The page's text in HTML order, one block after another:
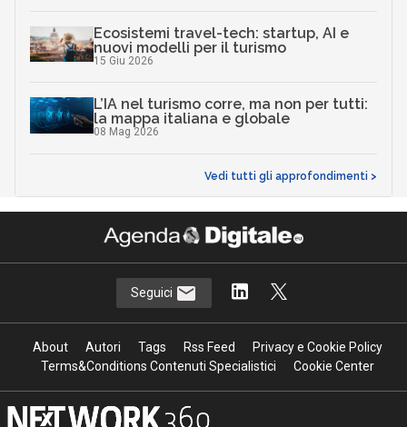
Ecosistemi travel-tech: startup, AI e
nuovi modelli per il turismo
15 Giu 2026
L’IA nel turismo corre, ma non per tutti:
la mappa italiana e globale
08 Mag 2026
Vedi tutti gli approfondimenti >
Seguici
About Autori Tags Rss Feed
Privacy e Cookie Policy
Terms&Conditions Contenuti Specialistici
Cookie Center